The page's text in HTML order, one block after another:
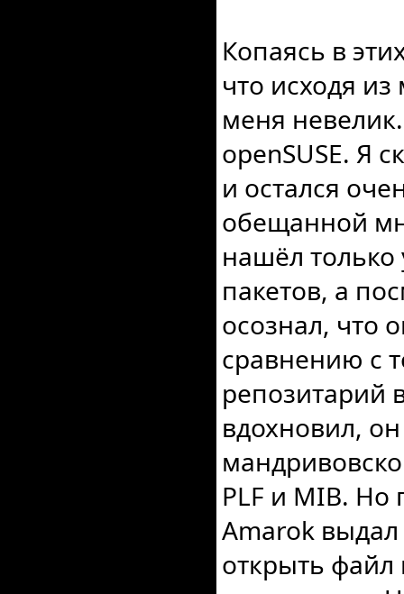
Копаясь в
что исходя
меня
openSUSE. Я
и остался
обещанной
нашёл только
пакетов, а
осознал, что
сравнению с
репозитарий
вдохновил,
PLF и MIB. Но
Amarok
открыть